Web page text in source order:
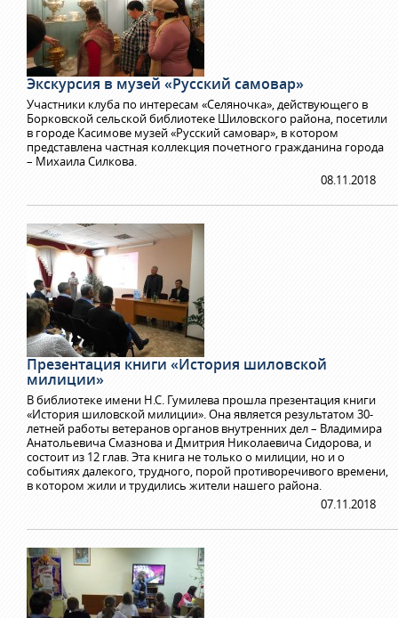
Экскурсия в музей «Русский самовар»
Участники клуба по интересам «Селяночка», действующего в
Борковской сельской библиотеке Шиловского района, посетили
в городе Касимове музей «Русский самовар», в котором
представлена частная коллекция почетного гражданина города
– Михаила Силкова.
08.11.2018
Презентация книги «История шиловской
милиции»
В библиотеке имени Н.С. Гумилева прошла презентация книги
«История шиловской милиции». Она является результатом 30-
летней работы ветеранов органов внутренних дел – Владимира
Анатольевича Смазнова и Дмитрия Николаевича Сидорова, и
состоит из 12 глав. Эта книга не только о милиции, но и о
событиях далекого, трудного, порой противоречивого времени,
в котором жили и трудились жители нашего района.
07.11.2018